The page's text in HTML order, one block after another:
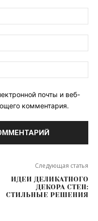
почты и веб-
комментария.
Следующая статья
ИДЕИ ДЕЛИКАТНОГО
ДЕКОРА СТЕН:
СТИЛЬНЫЕ РЕШЕНИЯ